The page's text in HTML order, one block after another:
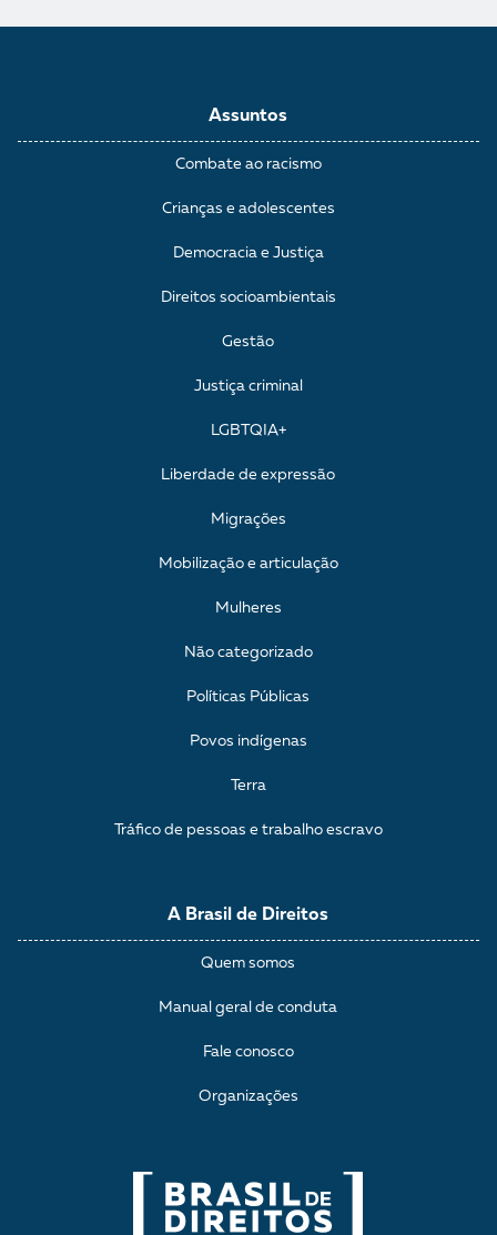
A Brasil de Direitos
Quem somos
Manual geral de conduta
Fale conosco
Organizações
Assuntos
Combate ao racismo
Crianças e adolescentes
Democracia e Justiça
Direitos socioambientais
Gestão
Justiça criminal
LGBTQIA+
Liberdade de expressão
Migrações
Mobilização e articulação
Mulheres
Não categorizado
Políticas Públicas
Povos indígenas
Terra
Tráfico de pessoas e trabalho escravo